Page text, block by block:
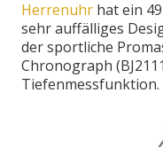
Herrenuhr hat ein
sehr auffälliges
der sportliche
Chronograph
Tiefenmessfunktion.